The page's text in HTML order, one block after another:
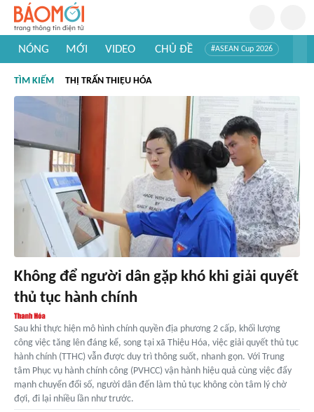
NÓNG MỚI VIDEO CHỦ ĐỀ #ASEAN Cup 2026
#Khám phá thế giới
TÌM KIẾM THỊ TRẤN THIỆU HÓA
Không để người dân gặp khó khi giải quyết
thủ tục hành chính
Sau khi thực hiện mô hình chính quyền địa phương 2 cấp, khối lượng
công việc tăng lên đáng kể, song tại xã Thiệu Hóa, việc giải quyết thủ tục
hành chính (TTHC) vẫn được duy trì thông suốt, nhanh gọn. Với Trung
tâm Phục vụ hành chính công (PVHCC) vận hành hiệu quả cùng việc đẩy
mạnh chuyển đổi số, người dân đến làm thủ tục không còn tâm lý chờ
đợi, đi lại nhiều lần như trước.